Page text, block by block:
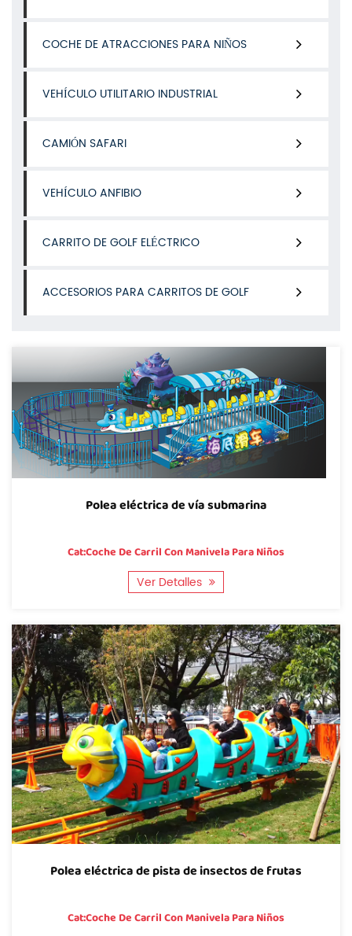
COCHE DE ATRACCIONES PARA NIÑOS
VEHÍCULO UTILITARIO INDUSTRIAL
CAMIÓN SAFARI
VEHÍCULO ANFIBIO
CARRITO DE GOLF ELÉCTRICO
ACCESORIOS PARA CARRITOS DE GOLF
Polea eléctrica de vía submarina
Cat:Coche De Carril Con Manivela Para Niños
Ver Detalles
Polea eléctrica de pista de insectos de frutas
Cat:Coche De Carril Con Manivela Para Niños